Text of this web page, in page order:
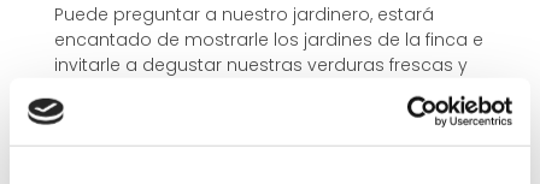
Puede preguntar a nuestro jardinero, estará
encantado de mostrarle los jardines de la finca e
invitarle a degustar nuestras verduras frescas y